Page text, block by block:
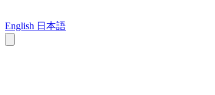
English 日本語